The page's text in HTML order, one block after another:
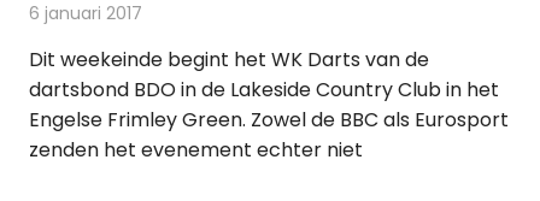
6 januari 2017
Dit weekeinde begint het WK Darts van de
dartsbond BDO in de Lakeside Country Club in het
Engelse Frimley Green. Zowel de BBC als Eurosport
zenden het evenement echter niet